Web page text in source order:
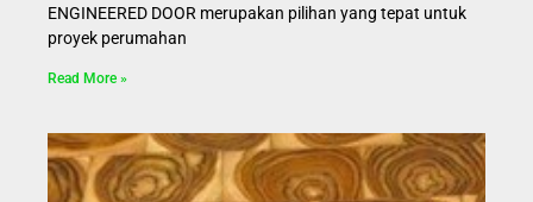
ENGINEERED DOOR merupakan pilihan yang tepat untuk
proyek perumahan
Read More »